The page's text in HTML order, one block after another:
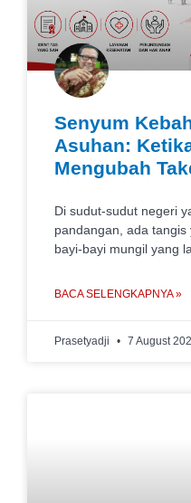
Senyum
Asuhan:
Mengubah
Di sudut-sudut negeri
pandangan, ada
bayi-bayi mungil yang
BACA SELENGKAPNYA »
Prasetyadji 7 August